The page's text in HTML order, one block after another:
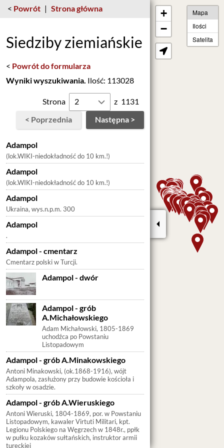
< Powrót | Strona główna
Siedziby ziemiańskie
< Powrót do formularza
Wyniki wyszukiwania. Ilość: 113028
Strona z 1131
< Poprzednia
Następna >
Adampol
(lok.WIKI-niedokładność do 10 km.!)
Adampol
(lok.WIKI-niedokładność do 10 km.!)
Adampol
Ukraina, wys.n.p.m. 300
Adampol
.
Adampol - cmentarz
Cmentarz polski w Turcji.
Adampol - dwór
Adampol - grób
A.Michałowskiego
Adam Michałowski, 1805-1869
uchodźca po Powstaniu
Listopadowym
Adampol - grób A.Minakowskiego
Antoni Minakowski, (ok.1868-1916), wójt
Adampola, zasłużony przy budowie kościoła i
szkoły w osadzie.
Adampol - grób A.Wieruskiego
Antoni Wieruski, 1804-1869, por. w Powstaniu
Listopadowym, kawaler Virtuti Militari, kpt.
Legionu Polskiego na Węgrzech w 1848r., ppłk
w pułku kozaków sułtańskich, instruktor armii
tureckiej
+
−
Mapa
Ilości
Satelita